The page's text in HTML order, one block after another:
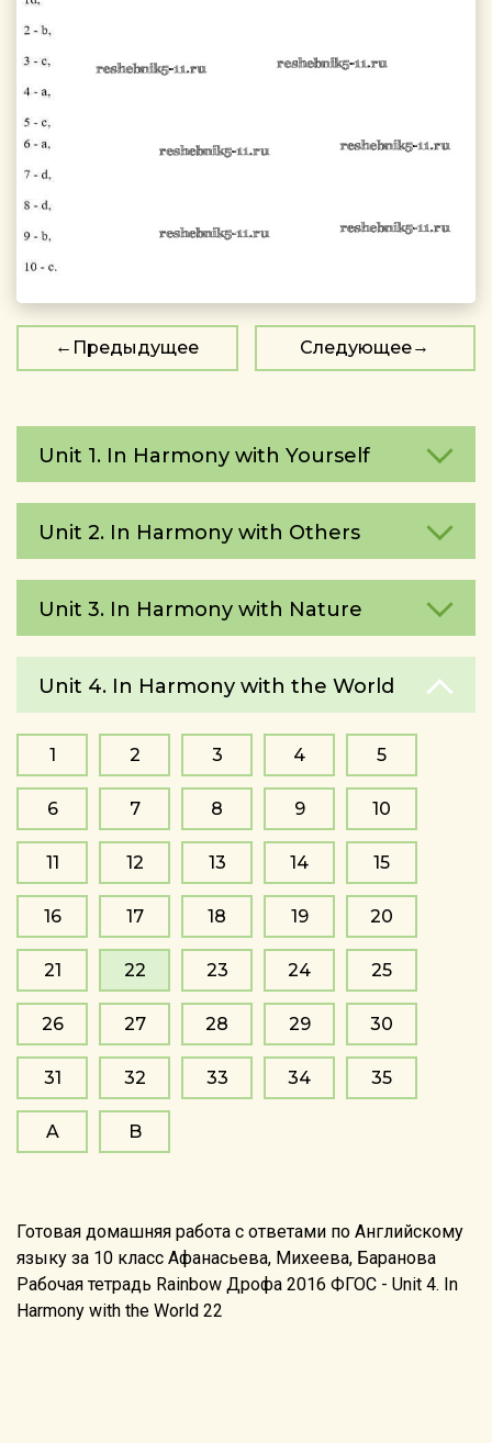
Предыдущее Следующее
Unit 1. In Harmony with Yourself
Unit 2. In Harmony with Others
Unit 3. In Harmony with Nature
Unit 4. In Harmony with the World
1 2 3 4 5
6 7 8 9 10
11 12 13 14 15
16 17 18 19 20
21 22 23 24 25
26 27 28 29 30
31 32 33 34 35
A B
Готовая домашняя работа с ответами по Английскому
языку за 10 класс Афанасьева, Михеева, Баранова
Рабочая тетрадь Rainbow Дрофа 2016 ФГОС - Unit 4. In
Harmony with the World 22